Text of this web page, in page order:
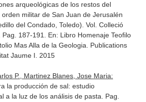
arqueológicas de los restos del
orden militar de San Juan de Jerusalén
del Condado, Toledo). Vol. Colleció
187-191. En: Libro Homenaje Teofilo
Mas Alla de la Geologia . Publications
Jaume I. 2015
P., Martinez Blanes, Jose Maria:
la producción de sal: estudio
a la luz de los análisis de pasta. Pag.